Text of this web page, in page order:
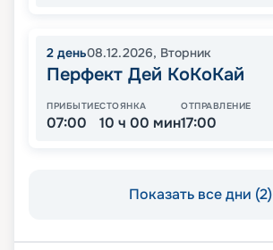
2 день08.12.2026, Вторник
Перфект Дей КоКоКай
ПРИБЫТИЕ
07:00
СТОЯНКА
10 ч 00 мин
ОТПРАВЛЕНИЕ
17:00
Показать все дни (2)